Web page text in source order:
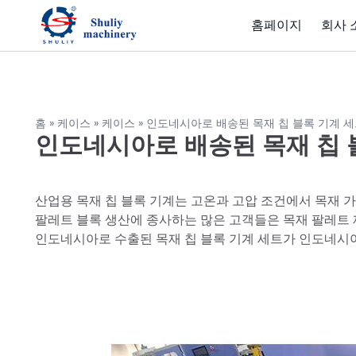
홈페이지 회사
홈 » 케이스 » 케이스 » 인도네시아로 배송된 목재 칩 블록 기계
인도네시아로 배송된 목재 칩
산업용 목재 칩 블록 기계는 고온과 고압 조건에서 목재
팔레트 블록 생산에 종사하는 많은 고객들은 목재 팔레
인도네시아로 수출된 목재 칩 블록 기계 세트가 인도네